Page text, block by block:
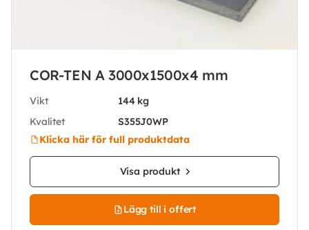
COR-TEN A 3000x1500x4 mm
Vikt
144 kg
Kvalitet
S355J0WP
Klicka här för full produktdata
Visa produkt
Lägg till i offert